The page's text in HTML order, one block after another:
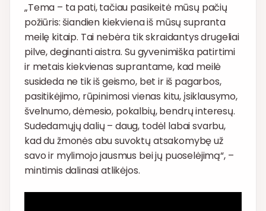
„Tema – ta pati, tačiau pasikeitė mūsų pačių
požiūris: šiandien kiekviena iš mūsų supranta
meilę kitaip. Tai nebėra tik skraidantys drugeliai
pilve, deginanti aistra. Su gyvenimiška patirtimi
ir metais kiekvienas suprantame, kad meilė
susideda ne tik iš geismo, bet ir iš pagarbos,
pasitikėjimo, rūpinimosi vienas kitu, įsiklausymo,
švelnumo, dėmesio, pokalbių, bendrų interesų.
Sudedamųjų dalių – daug, todėl labai svarbu,
kad du žmonės abu suvoktų atsakomybę už
savo ir mylimojo jausmus bei jų puoselėjimą“, –
mintimis dalinasi atlikėjos.